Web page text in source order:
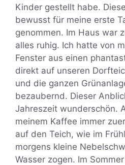
Kinder gestellt habe.
bewusst für meine erste
genommen. Im Haus war
alles ruhig. Ich hatte von
Fenster aus einen
direkt auf unseren
und die ganzen
bezaubernd. Dieser
Jahreszeit wunderschön.
meinem Kaffee immer
auf den Teich, wie im
morgens kleine
Wasser zogen. Im